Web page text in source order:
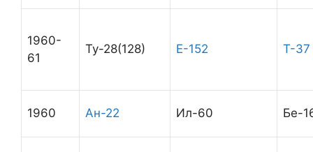
1960-
61
Ту-28(128) Е-152 Т-37
1960 Ан-22 Ил-60 Бе-